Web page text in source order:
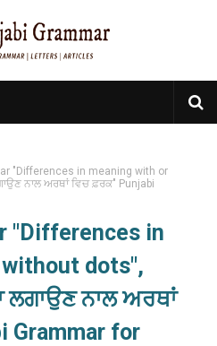
"Differences in meaning with or
ਨਾਲ ਅਰਥਾਂ ਵਿਚ ਫ਼ਰਕ" Punjabi
"Differences in
dots",
ਲਗਾਉਣ ਨਾਲ ਅਰਥਾਂ
Grammar for